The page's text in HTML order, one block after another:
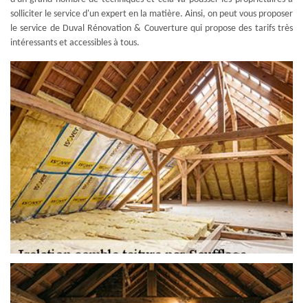
solliciter le service d'un expert en la matière. Ainsi, on peut vous proposer
le service de Duval Rénovation & Couverture qui propose des tarifs très
intéressants et accessibles à tous.